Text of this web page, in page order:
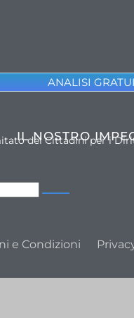
ANALISI
IL NOSTRO
dei Cittadini per i
e Condizioni